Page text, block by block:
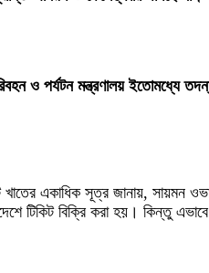
ও পর্যটন মন্ত্রণালয় ইতোমধ্যে
খাতের একাধিক সূত্র জানায়, সায়মন
টিকিট বিক্রি করা হয়। কিন্তু